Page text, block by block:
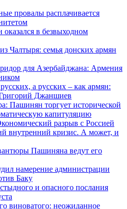
провалы расплачивается
в безвыходном
Чалтыря: семья донских армян
для Азербайджана: Армения
а русских – как армян:
Джаншиев
Пашинян торгует исторической
капитуляцию
разрыв с Россией
внутренний кризис. А может, и
Пашиняна ведут его
намерение администрации
Баку
и опасного послания
виноватого: неожиданное